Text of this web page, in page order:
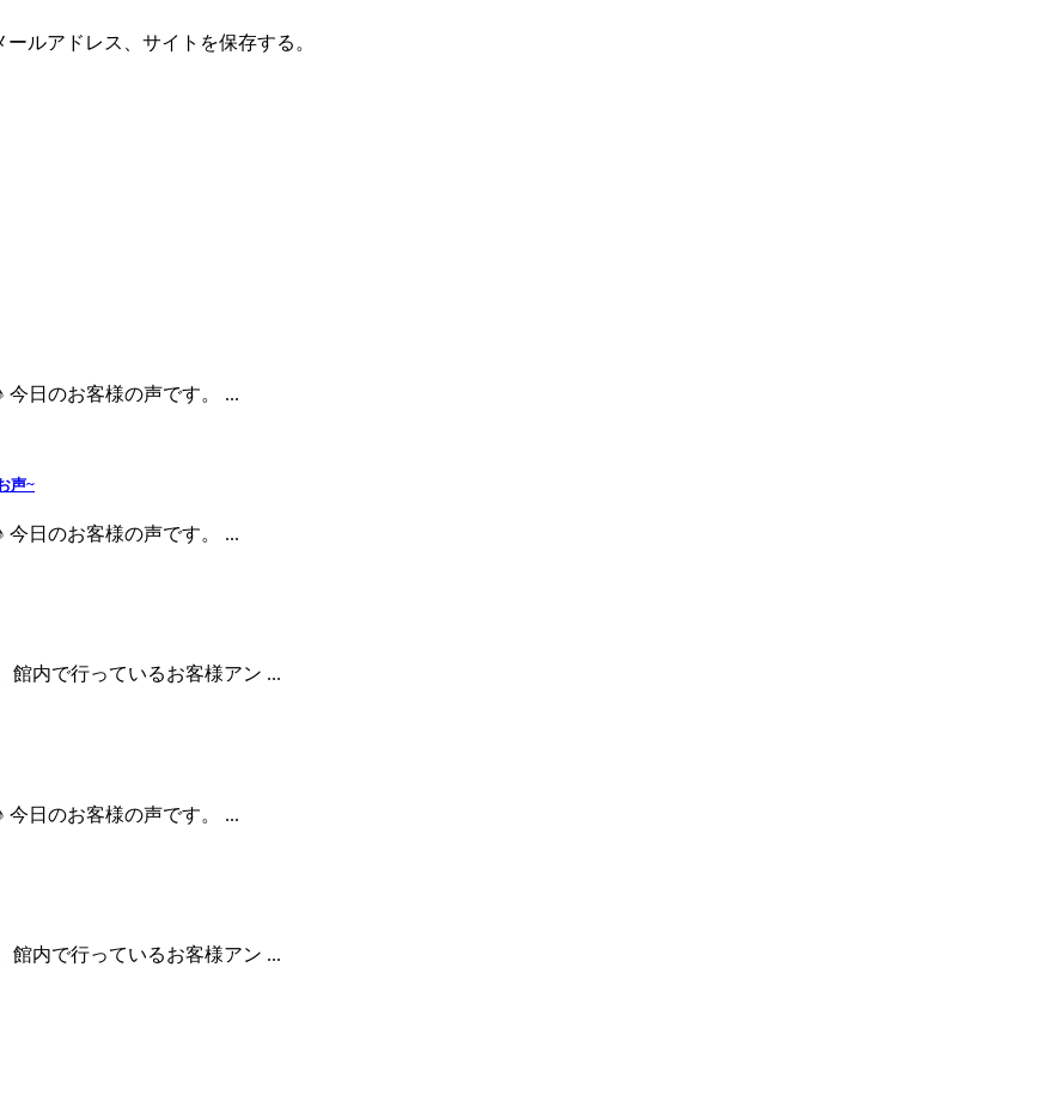
ルアドレス、サイトを保存する。
日のお客様の声です。 ...
声~
日のお客様の声です。 ...
内で行っているお客様アン ...
日のお客様の声です。 ...
内で行っているお客様アン ...